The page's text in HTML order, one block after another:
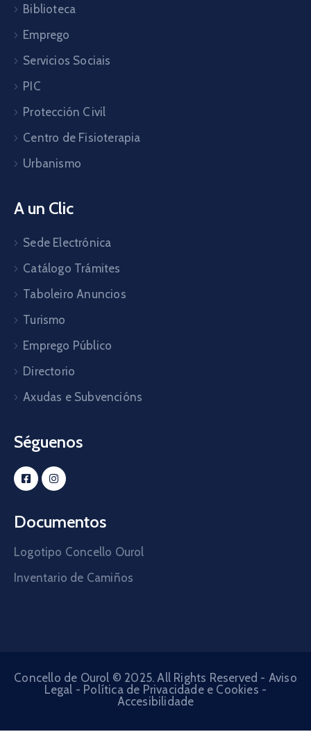
Biblioteca
Emprego
Servicios Sociais
PIC
Protección Civil
Centro de Fisioterapia
Urbanismo
A un Clic
Sede Electrónica
Catálogo Trámites
Taboleiro Anuncios
Turismo
Emprego Público
Directorio
Axudas e Subvencións
Séguenos
Documentos
Logotipo Concello Ourol
Inventario de Camiños
Concello de Ourol © 2025. All Rights Reserved - Aviso
Legal - Política de Privacidade e Cookies -
Accesibilidade